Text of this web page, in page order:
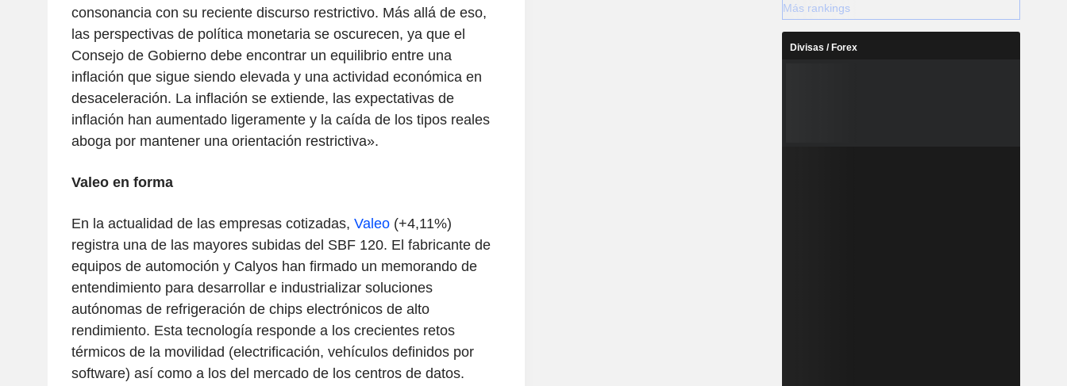
consonancia con su reciente discurso restrictivo. Más allá de eso,
las perspectivas de política monetaria se oscurecen, ya que el
Consejo de Gobierno debe encontrar un equilibrio entre una
inflación que sigue siendo elevada y una actividad económica en
desaceleración. La inflación se extiende, las expectativas de
inflación han aumentado ligeramente y la caída de los tipos reales
aboga por mantener una orientación restrictiva».
Valeo en forma
En la actualidad de las empresas cotizadas, Valeo(+4,11%)
registra una de las mayores subidas del SBF 120. El fabricante de
equipos de automoción y Calyos han firmado un memorando de
entendimiento para desarrollar e industrializar soluciones
autónomas de refrigeración de chips electrónicos de alto
rendimiento. Esta tecnología responde a los crecientes retos
térmicos de la movilidad (electrificación, vehículos definidos por
software) así como a los del mercado de los centros de datos.
Más rankings
Divisas / Forex